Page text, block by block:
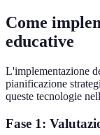
Come
educative
L'implementazione
pianificazione
queste tecnologie
Fase 1: